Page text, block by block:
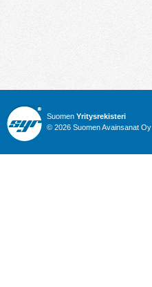
Suomen Yritysrekisteri
© 2026 Suomen Avainsanat Oy